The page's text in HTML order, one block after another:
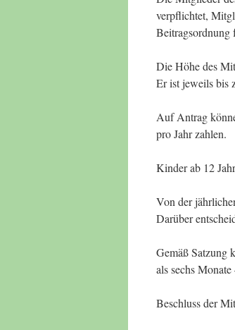
verpflichtet,
Beitragsordnung
Die Höhe des
Er ist jeweils bis
Auf Antrag
pro Jahr zahlen.
Kinder ab 12
Von der
Darüber
Gemäß Satzung
als sechs
Beschluss der